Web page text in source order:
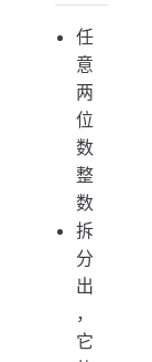
任
意
两
位
数
整
数
拆
分
出
，
它